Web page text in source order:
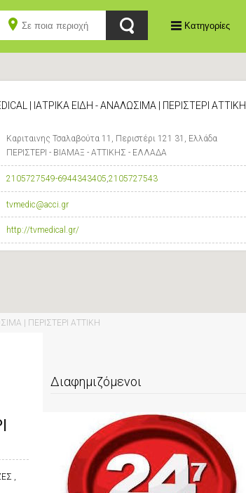
Κατηγορίες
| ΙΑΤΡΙΚΑ ΕΙΔΗ - ΑΝΑΛΩΣΙΜΑ | ΠΕΡΙΣΤΕΡΙ ΑΤΤΙΚΗ
Καριταινης Τσαλαβούτα 11, Περιστέρι 121 31, Ελλάδα
ΠΕΡΙΣΤΕΡΙ - ΒΙΑΜΑΞ - ΑΤΤΙΚΗΣ - ΕΛΛΑΔΑ
2105727549-6944343405 2105727543
tvmedic@acci.gr
http://tvmedical.gr/
| ΠΕΡΙΣΤΕΡΙ ΑΤΤΙΚΗ
,
Διαφημιζόμενοι